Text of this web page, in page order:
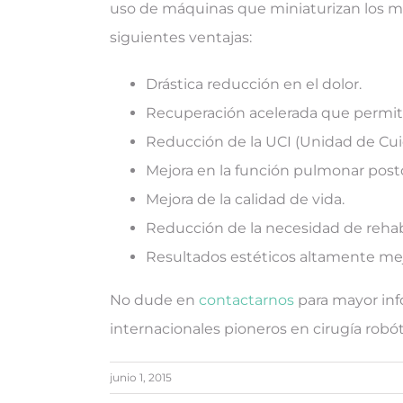
uso de máquinas que miniaturizan los
siguientes ventajas:
Drástica reducción en el dolor.
Recuperación acelerada que
Reducción de la UCI (Unidad de
Mejora en la función pulmonar
Mejora de la calidad de vida.
Reducción de la necesidad de
Resultados estéticos altamente
No dude en contactarnos para mayor
internacionales pioneros en cirugía
junio 1, 2015